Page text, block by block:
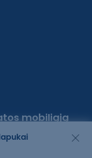
mobiliąją